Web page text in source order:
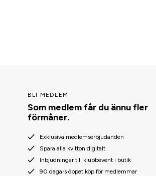
BLI MEDLEM
Som medlem får du ännu fler
förmåner.
Exklusiva medlemserbjudanden
Spara alla kvitton digitalt
Inbjudningar till klubbevent i butik
90 dagars öppet köp för medlemmar